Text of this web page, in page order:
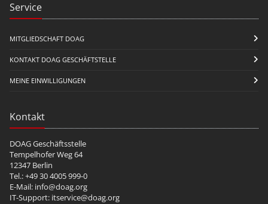
Service
MITGLIEDSCHAFT DOAG
KONTAKT DOAG GESCHÄFTSTELLE
MEINE EINWILLIGUNGEN
Kontakt
DOAG Geschäftsstelle
Tempelhofer Weg 64
12347 Berlin
Tel.: +49 30 4005 999-0
E-Mail: info@doag.org
IT-Support: itservice@doag.org